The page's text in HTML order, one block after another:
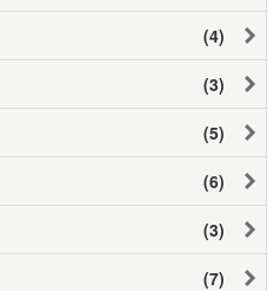
(4)
(3)
(5)
(6)
(3)
(7)